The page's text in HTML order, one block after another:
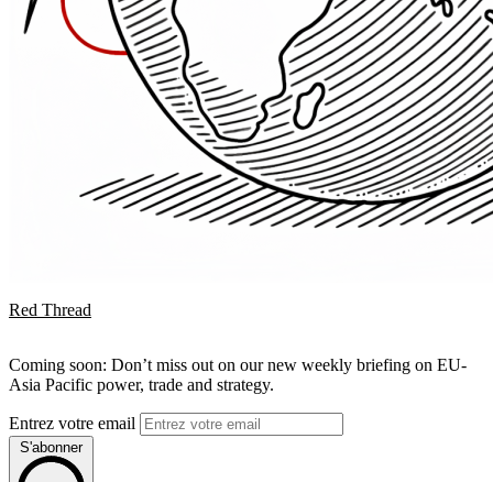
Red Thread
Coming soon: Don’t miss out on our new weekly briefing on EU-
Asia Pacific power, trade and strategy.
Entrez votre email
S'abonner